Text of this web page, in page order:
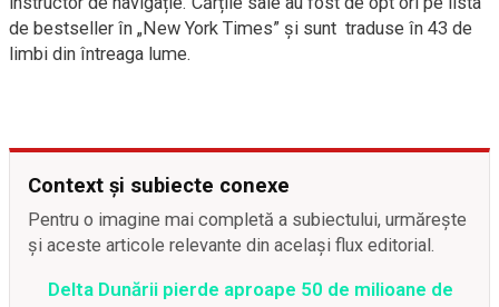
de bestseller în „New York Times” și sunt traduse în 43 de
limbi din întreaga lume.
Context și subiecte conexe
Pentru o imagine mai completă a subiectului, urmărește
și aceste articole relevante din același flux editorial.
Delta Dunării pierde aproape 50 de milioane de